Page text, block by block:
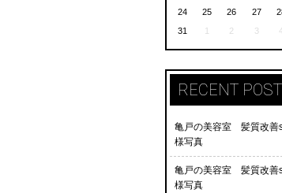
24
25 26 27
31
1 2 3 4
RECENT
亀戸の美容室 髪質改善
様写真
亀戸の美容室 髪質改善
様写真